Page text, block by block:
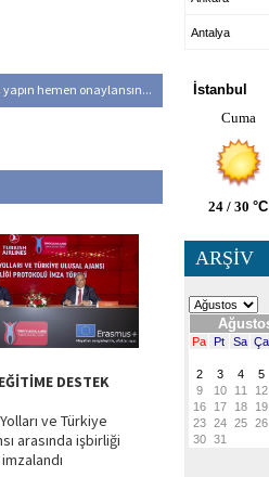
yapın hemen onaylansın...
DESTEK
ve Türkiye
arasında işbirliği
Antalya
İstanbul
Cuma
24 / 30 °C
ARŞİV